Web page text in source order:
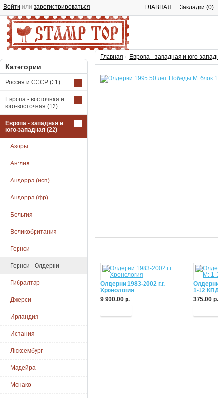
Войти или зарегистрироваться ГЛАВНАЯ Закладки (0)
Категории
Россия и СССР (31)
Европа - восточная и
юго-восточная (12)
Европа - западная и
юго-западная (22)
Азоры
Англия
Андорра (исп)
Андорра (фр)
Бельгия
Великобритания
Гернси
Гернси - Олдерни
Гибралтар
Джерси
Ирландия
Испания
Люксембург
Мадейра
Монако
Главная » Европа - западная и юго-
Олдерни 1983-2002 г.г.
Хронология
9 900.00 р.
1-12
375.00 р.